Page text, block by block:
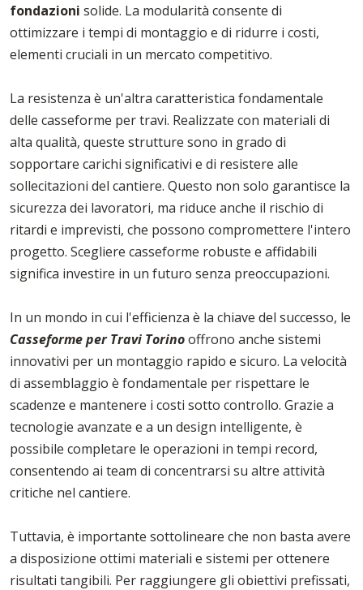
fondazioni solide. La modularità consente di
ottimizzare i tempi di montaggio e di ridurre i costi,
elementi cruciali in un mercato competitivo.
La resistenza è un'altra caratteristica fondamentale
delle casseforme per travi. Realizzate con materiali di
alta qualità, queste strutture sono in grado di
sopportare carichi significativi e di resistere alle
sollecitazioni del cantiere. Questo non solo garantisce la
sicurezza dei lavoratori, ma riduce anche il rischio di
ritardi e imprevisti, che possono compromettere l'intero
progetto. Scegliere casseforme robuste e affidabili
significa investire in un futuro senza preoccupazioni.
In un mondo in cui l'efficienza è la chiave del successo, le
Casseforme per Travi Torinooffrono anche sistemi
innovativi per un montaggio rapido e sicuro. La velocità
di assemblaggio è fondamentale per rispettare le
scadenze e mantenere i costi sotto controllo. Grazie a
tecnologie avanzate e a un design intelligente, è
possibile completare le operazioni in tempi record,
consentendo ai team di concentrarsi su altre attività
critiche nel cantiere.
Tuttavia, è importante sottolineare che non basta avere
a disposizione ottimi materiali e sistemi per ottenere
risultati tangibili. Per raggiungere gli obiettivi prefissati,